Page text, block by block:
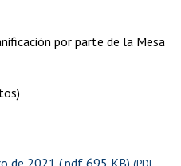
por parte de la Mesa